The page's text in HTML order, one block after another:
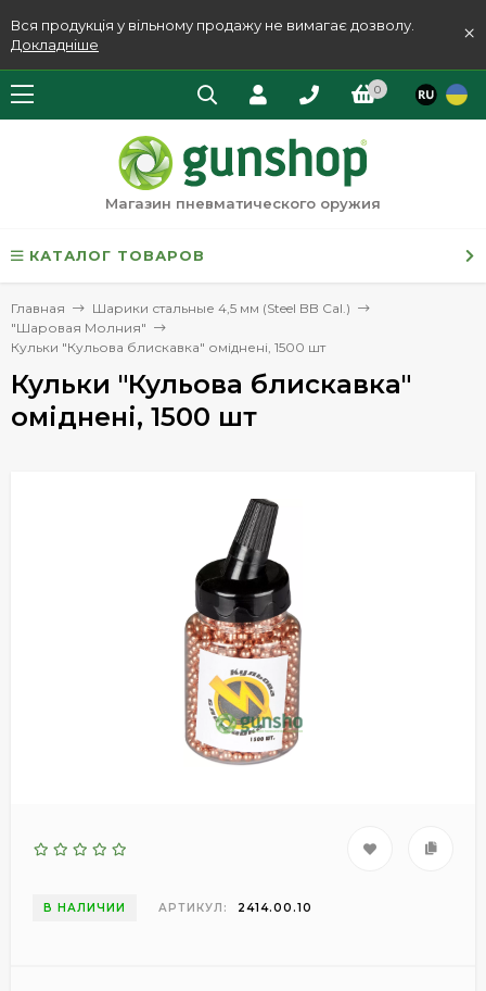
Вся продукція у вільному продажу не вимагає дозволу.
Докладніше
×
0
Магазин пневматического оружия
КАТАЛОГ ТОВАРОВ
Главная
Шарики стальные 4,5 мм (Steel BB Cal.)
"Шаровая Молния"
Кульки "Кульова блискавка" оміднені, 1500 шт
Кульки "Кульова блискавка"
оміднені, 1500 шт
В НАЛИЧИИ АРТИКУЛ: 2414.00.10